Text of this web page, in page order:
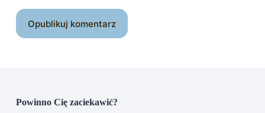
Opublikuj komentarz
Powinno Cię zaciekawić?